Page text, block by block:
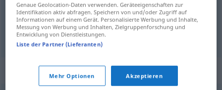
beweglich,flink,gelenkig,lebhaft, behände,
hurtig
spryagile
Synonyme für "spry"
Genaue Geolocation-Daten verwenden. Geräteeigenschaften zur
Identifikation aktiv abfragen. Speichern von und/oder Zugriff auf
Informationen auf einem Gerät. Personalisierte Werbung und Inhalte,
Messung von Werbung und Inhalten, Zielgruppenforschung und
Entwicklung von Dienstleistungen.
Liste der Partner (Lieferanten)
Mehr Optionen Akzeptieren